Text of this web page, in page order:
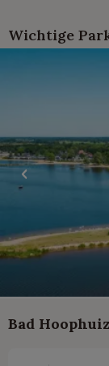
Wichtige
Bad